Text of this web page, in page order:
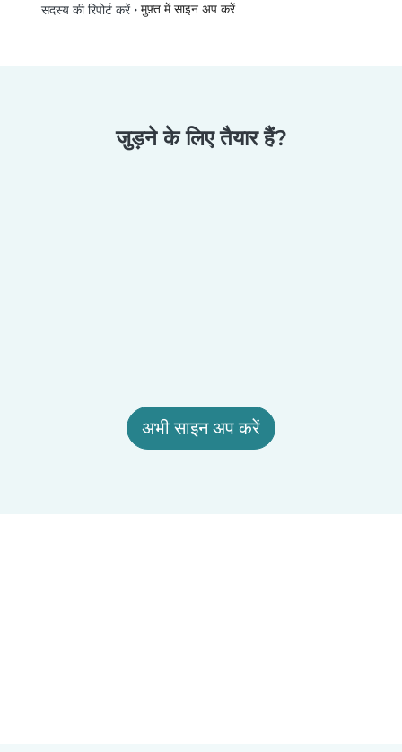
सदस्य की रिपोर्ट करें• मुफ़्त में साइन अप करें
जुड़ने के लिए तैयार हैं?
अभी साइन अप करें